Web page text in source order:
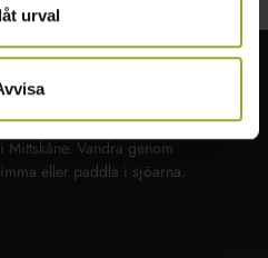
urval
Vandra genom
eller paddla i sjöarna.